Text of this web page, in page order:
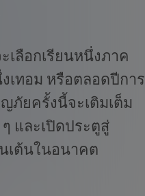
เลือกเรียนหนึ่งภาค
เทอม หรือตลอดปีการ
ภัยครั้งนี้จะเติมเต็ม
และเปิดประตูสู่
เต้นในอนาคต